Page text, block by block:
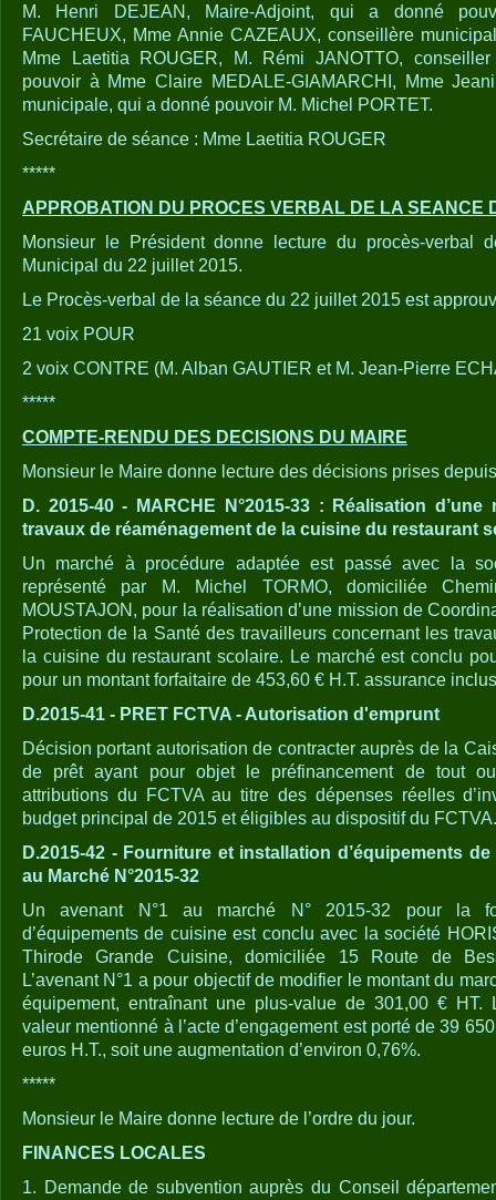
M. Henri DEJEAN, Maire-Adjoint, qui a donné
FAUCHEUX, Mme Annie CAZEAUX, conseillère
Mme Laetitia ROUGER, M. Rémi JANOTTO,
pouvoir à Mme Claire MEDALE-GIAMARCHI, Mme
municipale, qui a donné pouvoir M. Michel PORTET.
Secrétaire de séance : Mme Laetitia ROUGER
*****
APPROBATION DU PROCES VERBAL DE LA SEANCE
Monsieur le Président donne lecture du procès-verbal
Municipal du 22 juillet 2015.
Le Procès-verbal de la séance du 22 juillet 2015 est
21 voix POUR
2 voix CONTRE (M. Alban GAUTIER et M. Jean-Pierre
*****
COMPTE-RENDU DES DECISIONS DU MAIRE
Monsieur le Maire donne lecture des décisions prises
D. 2015-40 - MARCHE N°2015-33 : Réalisation
travaux de réaménagement de la cuisine du restaurant
Un marché à procédure adaptée est passé avec la
représenté par M. Michel TORMO, domiciliée
MOUSTAJON, pour la réalisation d’une mission de
Protection de la Santé des travailleurs concernant les
la cuisine du restaurant scolaire. Le marché est conclu
pour un montant forfaitaire de 453,60 € H.T. assurance
D.2015-41 - PRET FCTVA - Autorisation d'emprunt
Décision portant autorisation de contracter auprès de la
de prêt ayant pour objet le préfinancement de tout
attributions du FCTVA au titre des dépenses réelles
budget principal de 2015 et éligibles au dispositif du FCTVA.
D.2015-42 - Fourniture et installation d’équipements
au Marché N°2015-32
Un avenant N°1 au marché N° 2015-32 pour la
d’équipements de cuisine est conclu avec la société
Thirode Grande Cuisine, domiciliée 15 Route de
L’avenant N°1 a pour objectif de modifier le montant du
équipement, entraînant une plus-value de 301,00 € HT.
valeur mentionné à l’acte d’engagement est porté de 39
euros H.T., soit une augmentation d’environ 0,76%.
*****
Monsieur le Maire donne lecture de l’ordre du jour.
FINANCES LOCALES
1. Demande de subvention auprès du Conseil